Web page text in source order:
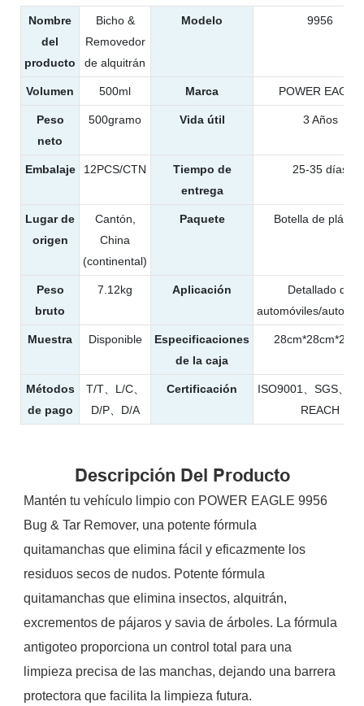
Nombre
del
producto
Bicho &
Removedor
de alquitrán
Modelo 9956
Volumen 500ml Marca POWER EAGLE
Peso
neto
500gramo Vida útil 3 Años
Embalaje 12PCS/CTN
Tiempo de
entrega
25-35 días
Lugar de
origen
Cantón,
China
(continental)
Paquete Botella de
Peso
bruto
7.12kg Aplicación
Detallado de
automóviles/
Muestra Disponible
Especificaciones
de la caja
Métodos
de pago
T/T、L/C、
D/P、D/A
Certificación
ISO9001、SGS、
REACH
Descripción Del Producto
Mantén tu vehículo limpio con POWER EAGLE 9956
Bug & Tar Remover, una potente fórmula
quitamanchas que elimina fácil y eficazmente los
residuos secos de nudos. Potente fórmula
quitamanchas que elimina insectos, alquitrán,
excrementos de pájaros y savia de árboles. La fórmula
antigoteo proporciona un control total para una
limpieza precisa de las manchas, dejando una barrera
protectora que facilita la limpieza futura.